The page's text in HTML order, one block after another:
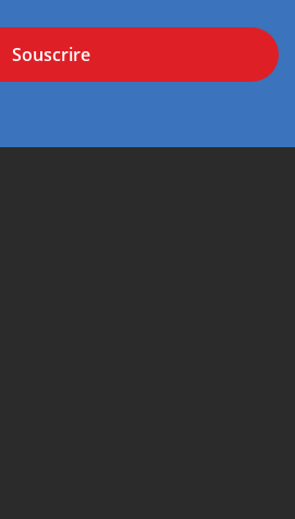
Souscrire